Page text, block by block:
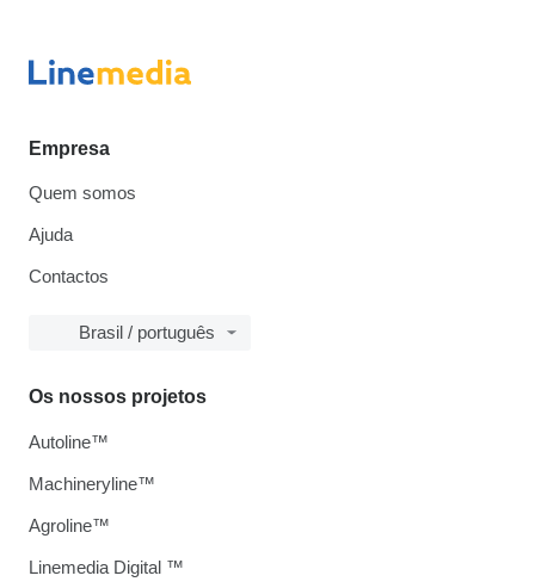
Empresa
Quem somos
Ajuda
Contactos
Brasil / português
Os nossos projetos
Autoline™
Machineryline™
Agroline™
Linemedia Digital ™